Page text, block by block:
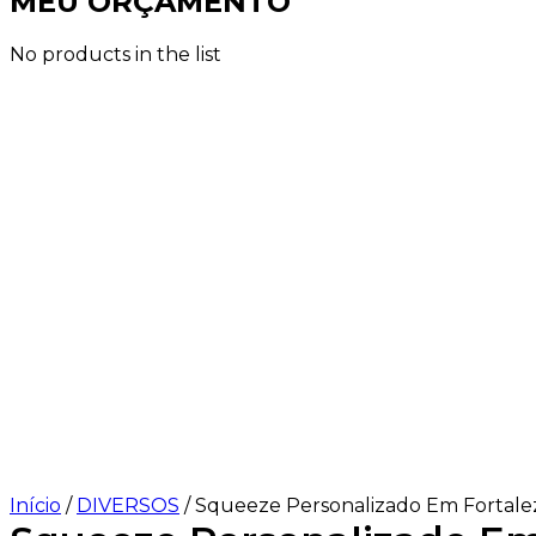
No products in the list
Início / DIVERSOS / Squeeze Personalizado Em